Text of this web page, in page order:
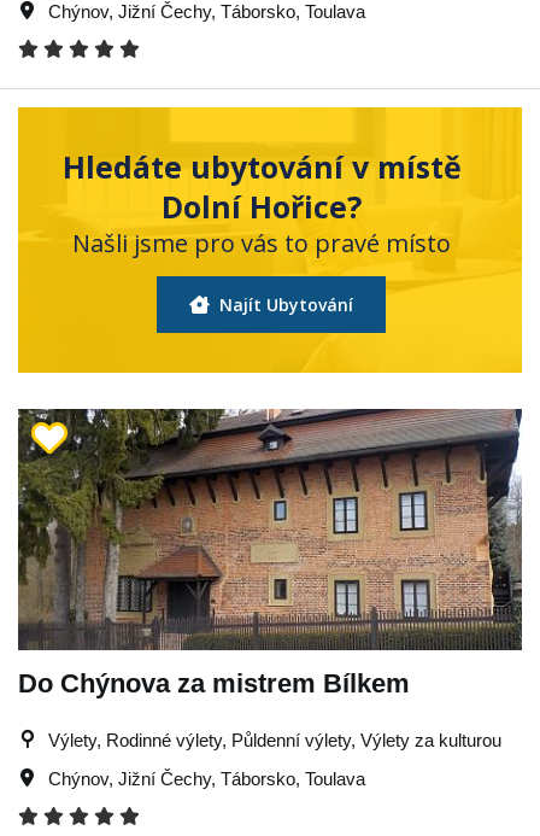
Chýnov, Jižní Čechy, Táborsko, Toulava
Hledáte ubytování v místě
Dolní Hořice?
Našli jsme pro vás to pravé místo
Najít Ubytování
Do Chýnova za mistrem Bílkem
Výlety, Rodinné výlety, Půldenní výlety, Výlety za kulturou
Chýnov, Jižní Čechy, Táborsko, Toulava